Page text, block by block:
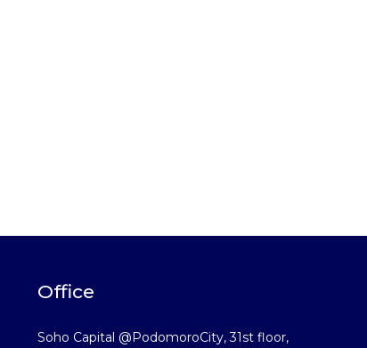
Office
Soho Capital @PodomoroCity, 31st floor,